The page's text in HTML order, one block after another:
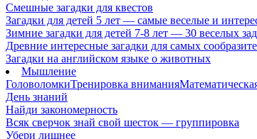
Смешные загадки для квестов
Загадки для детей 5 лет — самые веселые и
Зимние загадки для детей 7-8 лет — 30 веселых
Древние интересные загадки для самых
Загадки на английском языке о животных
Мышление
ГоловоломкиТренировка внимания
День знаний
Найди закономерность
Всяк сверчок знай свой шесток — группировка
Убери лишнее